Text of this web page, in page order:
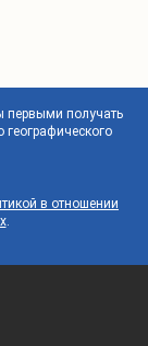
первыми получать
в отношении
.